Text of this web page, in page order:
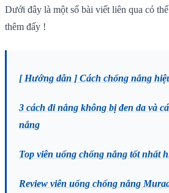
Dưới đây là một số bài viết liên qua có
thêm đấy !
[ Hướng dẫn ] Cách chống nắng
3 cách đi nắng không bị đen da và
nắng
Top viên uống chống nắng tốt nhất
Review viên uống chống nắng